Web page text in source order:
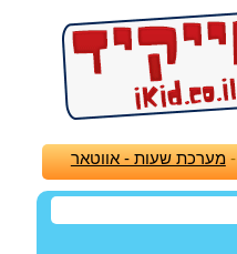
-מערכת שעות - אווטאר